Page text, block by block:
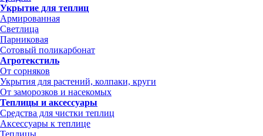
Укрытие для теплиц
Армированная
Светлица
Парниковая
Сотовый поликарбонат
Агротекстиль
От сорняков
Укрытия для растений, колпаки, круги
От заморозков и насекомых
Теплицы и аксессуары
Средства для чистки теплиц
Аксессуары к теплице
Теплицы